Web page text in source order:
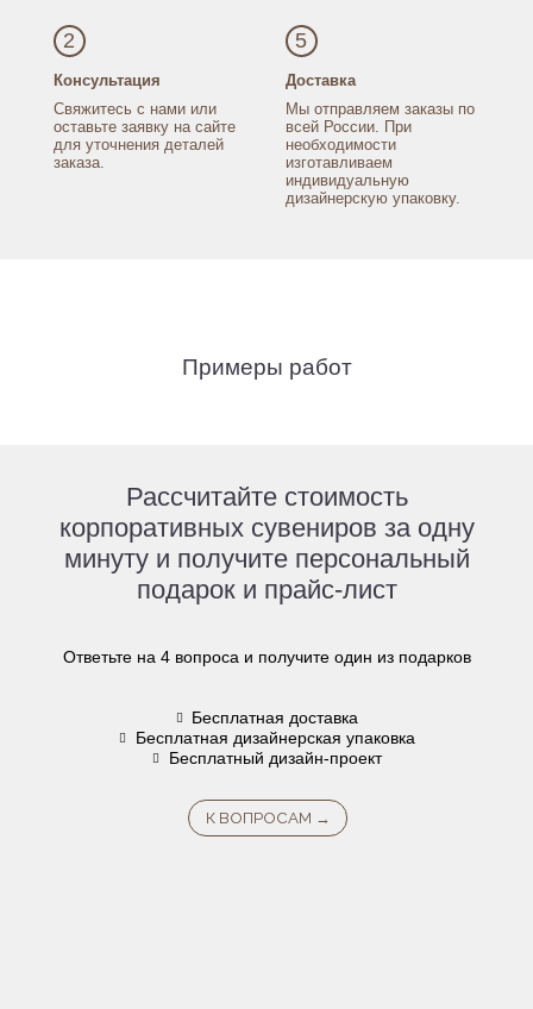
2
Консультация
Свяжитесь с нами или
оставьте заявку на сайте
для уточнения деталей
заказа.
5
Доставка
Мы отправляем заказы по
всей России. При
необходимости
изготавливаем
индивидуальную
дизайнерскую упаковку.
Примеры работ
Рассчитайте стоимость
корпоративных сувениров за одну
минуту и получите персональный
подарок и прайс-лист
Ответьте на 4 вопроса и получите один из подарков
Бесплатная доставка
Бесплатная дизайнерская упаковка
Бесплатный дизайн-проект